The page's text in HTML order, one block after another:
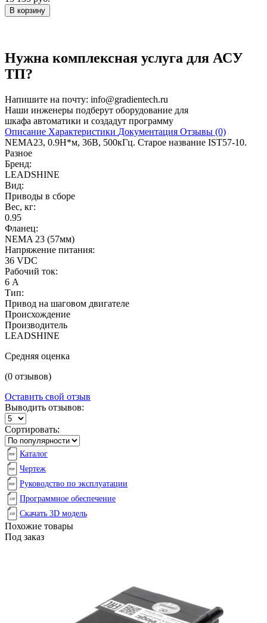
В корзину
Нужна комплексная услуга для АСУ
ТП?
Напишите на почту: info@gradientech.ru
Наши инженеры подберут оборудование для
шкафа автоматики и создадут программу
Описание Характеристики Документация Отзывы (0)
NEMA23, 0.9Н*м, 36В, 500кГц. Старое название IST57-10.
Разное
Бренд:
LEADSHINE
Вид:
Приводы в сборе
Вес, кг:
0.95
Фланец:
NEMA 23 (57мм)
Напряжение питания:
36 VDC
Рабочий ток:
6 А
Тип:
Привод на шаговом двигателе
Происхождение
Производитель
LEADSHINE
Средняя оценка
(0 отзывов)
Оставить свой отзыв
Выводить отзывов:
Сортировать:
Каталог
Чертеж
Руководство по эксплуатации
Программное обеспечение
Скачать 3D модель
Похожие товары
Под заказ